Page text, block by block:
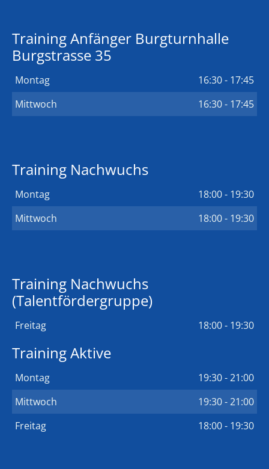
Training Anfänger Burgturnhalle
Burgstrasse 35
Montag
16:30 - 17:45
Mittwoch
16:30 - 17:45
Training Nachwuchs
Montag
18:00 - 19:30
Mittwoch
18:00 - 19:30
Training Nachwuchs
(Talentfördergruppe)
Freitag 18:00 - 19:30
Training Aktive
Montag
19:30 - 21:00
Mittwoch
19:30 - 21:00
Freitag
18:00 - 19:30